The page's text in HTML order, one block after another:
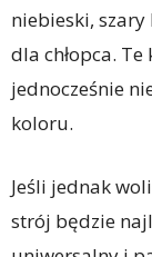
niebieski,
dla chłopca.
jednocześnie
koloru.
Jeśli jednak
strój będzie